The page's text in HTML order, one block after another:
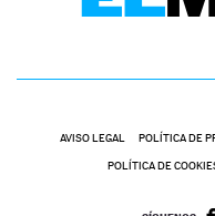
AVISO LEGAL POLÍTICA DE
POLÍTICA DE